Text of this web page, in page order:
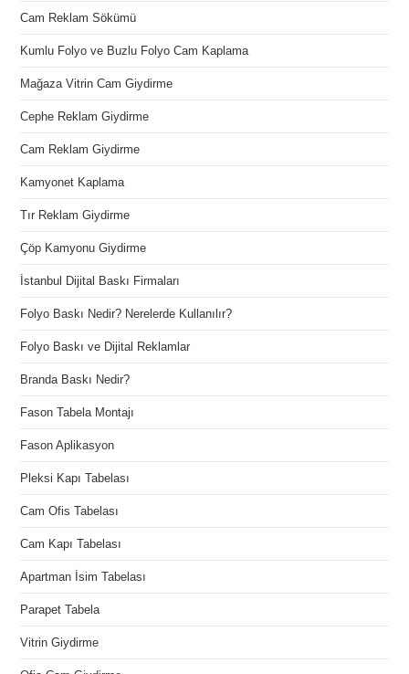
Cam Reklam Sökümü
Kumlu Folyo ve Buzlu Folyo Cam Kaplama
Mağaza Vitrin Cam Giydirme
Cephe Reklam Giydirme
Cam Reklam Giydirme
Kamyonet Kaplama
Tır Reklam Giydirme
Çöp Kamyonu Giydirme
İstanbul Dijital Baskı Firmaları
Folyo Baskı Nedir? Nerelerde Kullanılır?
Folyo Baskı ve Dijital Reklamlar
Branda Baskı Nedir?
Fason Tabela Montajı
Fason Aplikasyon
Pleksi Kapı Tabelası
Cam Ofis Tabelası
Cam Kapı Tabelası
Apartman İsim Tabelası
Parapet Tabela
Vitrin Giydirme